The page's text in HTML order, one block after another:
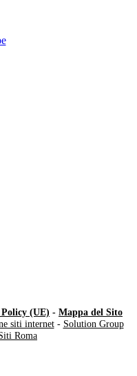
(UE) - Mappa del Sito
siti internet- Solution Group
Roma